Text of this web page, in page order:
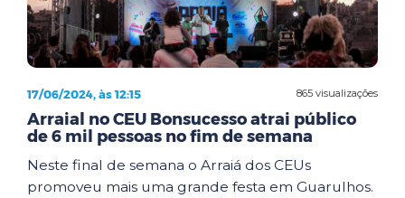
865 visualizações
17/06/2024, às 12:15
Arraial no CEU Bonsucesso atrai público
de 6 mil pessoas no fim de semana
Neste final de semana o Arraiá dos CEUs
promoveu mais uma grande festa em Guarulhos.